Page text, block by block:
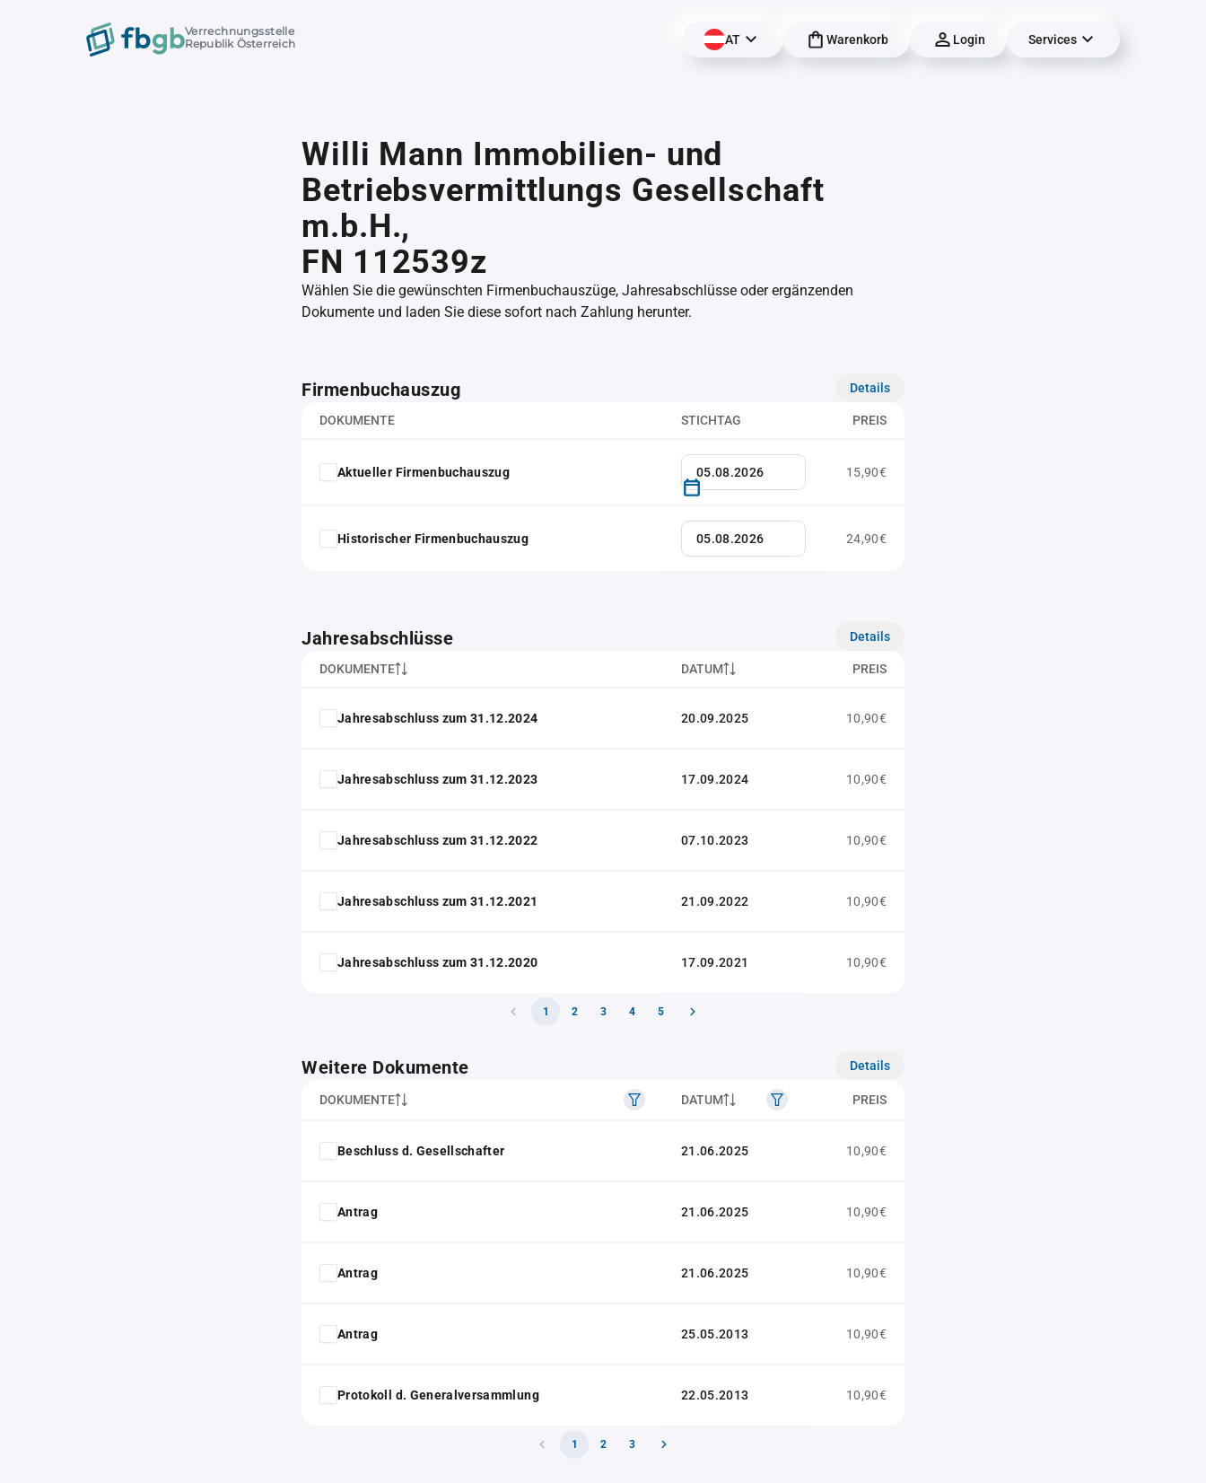
Verrechnungsstelle
Republik Österreich
AT Warenkorb Login Services
Willi Mann Immobilien- und
Betriebsvermittlungs Gesellschaft
m.b.H.,
FN 112539z
Wählen Sie die gewünschten Firmenbuchauszüge, Jahresabschlüsse oder ergänzenden
Dokumente und laden Sie diese sofort nach Zahlung herunter.
Firmenbuchauszug Details
DOKUMENTE STICHTAG PREIS
Aktueller Firmenbuchauszug 15,90€
Historischer Firmenbuchauszug 24,90€
Jahresabschlüsse Details
DOKUMENTE DATUM PREIS
Jahresabschluss zum 31.12.2024 20.09.2025 10,90€
Jahresabschluss zum 31.12.2023 17.09.2024 10,90€
Jahresabschluss zum 31.12.2022 07.10.2023 10,90€
Jahresabschluss zum 31.12.2021 21.09.2022 10,90€
Jahresabschluss zum 31.12.2020 17.09.2021 10,90€
1 2 3 4 5
Weitere Dokumente Details
DOKUMENTE DATUM PREIS
Beschluss d. Gesellschafter 21.06.2025 10,90€
Antrag 21.06.2025 10,90€
Antrag 21.06.2025 10,90€
Antrag 25.05.2013 10,90€
Protokoll d. Generalversammlung 22.05.2013 10,90€
1 2 3